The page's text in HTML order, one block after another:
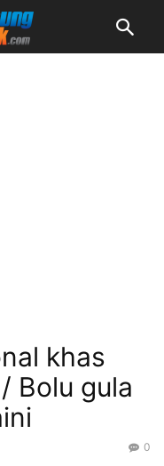
khas
Bolu gula
0